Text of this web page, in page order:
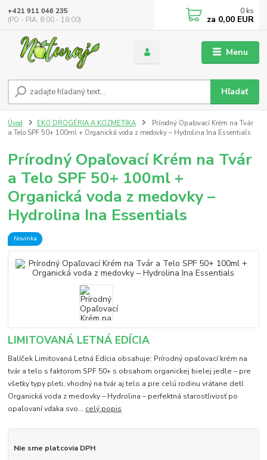
Menu
Hľadať
+421 911 046 235
(PO - PIA, 8:00 - 18:00)
0 ks
za 0,00 EUR
Úvod EKO DROGÉRIA A KOZMETIKA
Prírodný Opaľovací Krém na Tvár
a Telo SPF 50+ 100ml + Organická voda z medovky – Hydrolina Ina Essentials
Prírodný Opaľovací Krém na Tvár
a Telo SPF 50+ 100ml +
Organická voda z medovky –
Hydrolina Ina Essentials
Novinka
LIMITOVANÁ LETNÁ EDÍCIA
Balíček Limitovaná Letná Edícia obsahuje: Prírodný opaľovací krém na
tvár a telo s faktorom SPF 50+ s obsahom organickej bielej jedle – pre
všetky typy pleti, vhodný na tvár aj telo a pre celú rodinu vrátane detí.
Organická voda z medovky – Hydrolina – perfektná starostlivosť po
opaľovaní vďaka svo... celý popis
Nie sme platcovia DPH